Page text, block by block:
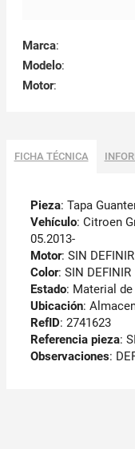
Marca:
Modelo:
Motor:
FICHA TÉCNICA
Pieza: Tapa
Vehículo: Citroen
05.2013-
Motor: SIN DEFINIR
Color: SIN DEFINIR
Estado: Material
Ubicación:
RefID: 2741623
Referencia pieza:
Observaciones: